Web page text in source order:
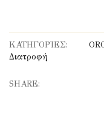
ΚΑΤΗΓΟΡΊΕΣ:
Διατροφή
SHARE: